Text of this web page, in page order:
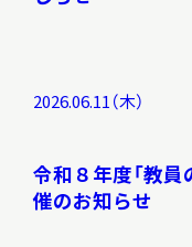
2026.06.11（木）
令和８年度「教
催のお知らせ